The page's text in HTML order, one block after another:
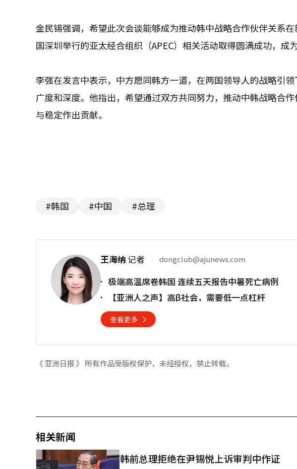
金民锡强调，希望此次会谈能够成为推动韩中战略合作伙伴关系
国深圳举行的亚太经合组织（APEC）相关活动取得圆满成功，成
李强在发言中表示，中方愿同韩方一道，在两国领导人的战略引
广度和深度。他指出，希望通过双方共同努力，推动中韩战略合
与稳定作出贡献。
#韩国 #中国 #总理
王海纳 记者 dongclub@ajunews.com
极端高温席卷韩国 连续五天报告中暑死亡病例
【亚洲人之声】高β社会，需要低一点杠杆
查看更多
《 亚洲日报 》 所有作品受版权保护，未经授权，禁止转载。
相关新闻
韩前总理拒绝在尹锡悦上诉审判中作证